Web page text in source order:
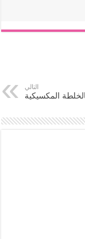
التالي
المكسيكية